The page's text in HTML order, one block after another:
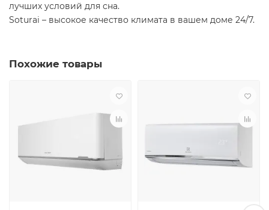
лучших условий для сна.
Soturai – высокое качество климата в вашем доме 24/7.
Похожие товары